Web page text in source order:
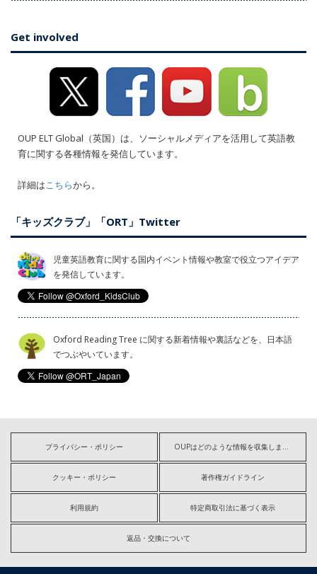
Get involved
OUP ELT Global（英国）は、ソーシャルメディアを活用して英語教
育に関する各種情報を発信しています。
詳細はこちらから。
「キッズクラブ」「ORT」Twitter
児童英語教育に関する国内イベント情報や教室で役立つアイデア
を発信しています。
Oxford Reading Tree に関する新着情報や裏話などを、日本語
でつぶやいています。
プライバシー・ポリシー
クッキー・ポリシー 著作権ガイドライン
利用規約 特定商取引法に基づく表示
返品・交換について